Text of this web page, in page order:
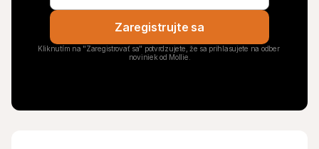
Zaregistrujte sa
Kliknutím na "Zaregistrovať sa" potvrdzujete, že sa prihlasujete na odber
noviniek od Mollie.